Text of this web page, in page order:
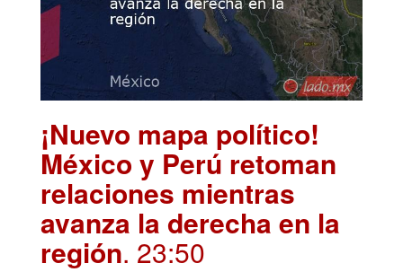
¡Nuevo mapa político!
México y Perú retoman
relaciones mientras
avanza la derecha en la
región. 23:50